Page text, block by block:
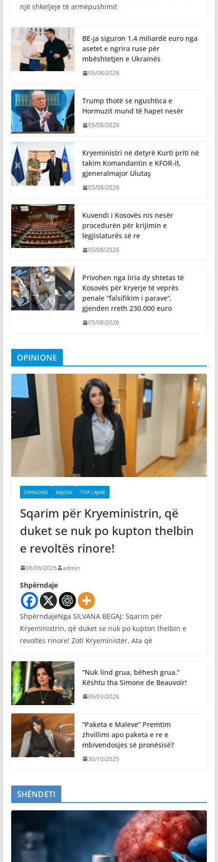
një shkeljeje të armëpushimit
BE-ja siguron 1.4 miliardë euro nga
asetet e ngrira ruse për
mbështetjen e Ukrainës
05/08/2026
Trump thotë se ngushtica e
Hormuzit mund të hapet nesër
05/08/2026
Kryeministri në detyrë Kurti priti në
takim Komandantin e KFOR-it,
gjeneralmajor Ulutaş
05/08/2026
Kuvendi i Kosovës nis nesër
procedurën për krijimin e
legjislaturës së re
05/08/2026
Privohen nga liria dy shtetas të
Kosovës për kryerje të veprës
penale “falsifikim i parave“,
gjenden rreth 230.000 euro
05/08/2026
OPINIONE
OPINIONE RAJONI TOP LAJME
Sqarim për Kryeministrin, që
duket se nuk po kupton thelbin
e revoltës rinore!
06/06/2026 admin
Shpërndaje
ShpërndajeNga SILVANA BEGAJ: Sqarim për
Kryeministrin, që duket se nuk po kupton thelbin e
revoltës rinore! Zoti Kryeministër, Ata që
“Nuk lind grua, bëhesh grua.”
Kështu tha Simone de Beauvoir!
09/03/2026
“Paketa e Maleve” Premtim
zhvillimi apo paketa e re e
mbivendosjes së pronësisë?
30/10/2025
SHËNDETI